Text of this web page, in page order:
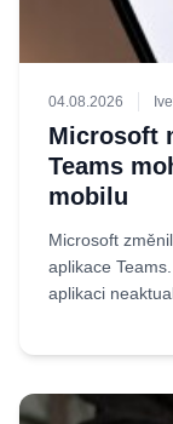
04.08.2026
Microsoft
Teams
mobilu
Microsoft
aplikace
aplikaci